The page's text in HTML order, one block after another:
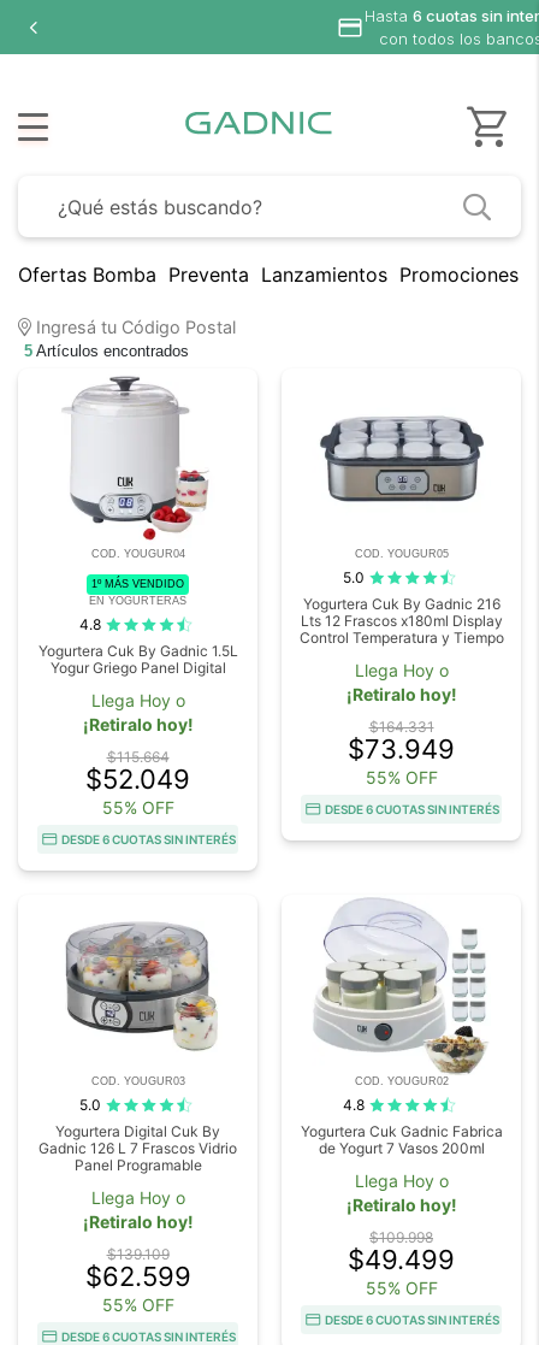
Hasta6 cuotas sin
con todos los bancos
Ofertas Bomba Preventa Lanzamientos Promociones
Ingresá tu Código Postal
5 Artículos encontrados
COD. YOUGUR04
1º MÁS VENDIDO
EN YOGURTERAS
4.8
Yogurtera Cuk By Gadnic 1.5L
Yogur Griego Panel Digital
Llega Hoy o
¡Retiralo hoy!
$115.664
$52.049
55% OFF
DESDE 6 CUOTAS SIN INTERÉS
COD. YOUGUR05
5.0
Yogurtera Cuk By Gadnic 216
Lts 12 Frascos x180ml Display
Control Temperatura y Tiempo
Llega Hoy o
¡Retiralo hoy!
$164.331
$73.949
55% OFF
DESDE 6 CUOTAS SIN INTERÉS
COD. YOUGUR03
5.0
Yogurtera Digital Cuk By
Gadnic 126 L 7 Frascos Vidrio
Panel Programable
Llega Hoy o
¡Retiralo hoy!
$139.109
$62.599
55% OFF
DESDE 6 CUOTAS SIN INTERÉS
COD. YOUGUR02
4.8
Yogurtera Cuk Gadnic Fabrica
de Yogurt 7 Vasos 200ml
Llega Hoy o
¡Retiralo hoy!
$109.998
$49.499
55% OFF
DESDE 6 CUOTAS SIN INTERÉS